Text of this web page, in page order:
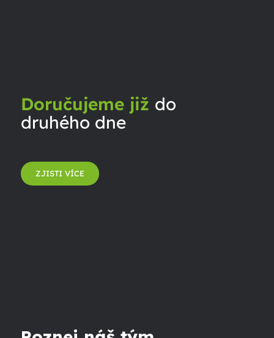
Doručujeme již do
druhého dne
ZJISTI VÍCE